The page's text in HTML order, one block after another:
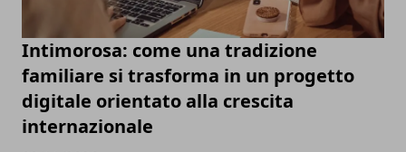
Intimorosa: come una tradizione
familiare si trasforma in un progetto
digitale orientato alla crescita
internazionale